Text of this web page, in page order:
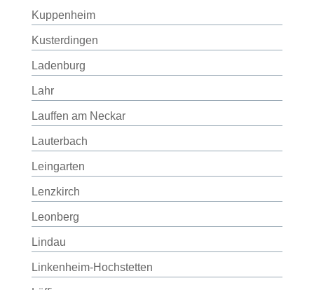
Kuppenheim
Kusterdingen
Ladenburg
Lahr
Lauffen am Neckar
Lauterbach
Leingarten
Lenzkirch
Leonberg
Lindau
Linkenheim-Hochstetten